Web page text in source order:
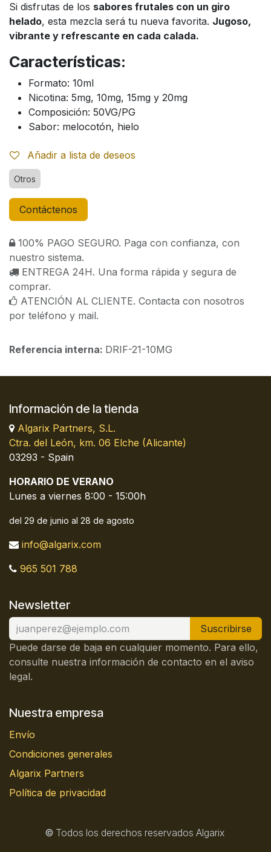
Si disfrutas de los sabores frutales con un giro
helado, esta mezcla será tu nueva favorita. Jugoso,
vibrante y refrescante en cada calada.
Características:
Formato: 10ml
Nicotina: 5mg, 10mg, 15mg y 20mg
Composición: 50VG/PG
Sabor: melocotón, hielo
Añadir a lista de deseos
Otros
Contáctenos
100% PAGO SEGURO. Paga con confianza, con
nuestro sistema.
ENTREGA 24H. Una forma rápida y segura de
comprar.
ATENCIÓN AL CLIENTE. Contacta con nosotros
por teléfono y mail.
Referencia interna: DRIF-21-10MG
Información de la tienda
Algarix Partners, S.L.
Ctra. del León, km. 06 Elche (Alicante)
03293 - Spain
HORARIO DE VERANO
Lunes a viernes 8:00 - 15:00h
del 29 de junio al 28 de agosto
info@algarix.com
965 501 788
Newsletter
Suscribirse
Puede darse de baja en cualquier momento. Para ello,
consulte nuestra información de contacto en el aviso
legal.
Nuestra empresa
Envío
Condiciones generales
Algarix Partners
Política de privacidad
© Todos los derechos reservados Algarix